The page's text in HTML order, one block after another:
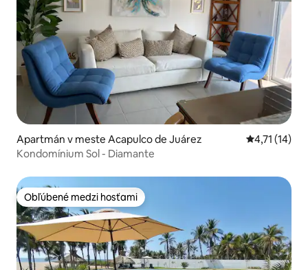
Apartmán v meste Acapulco de Juárez Priemerné
4,71 (14)
Kondomínium Sol - Diamante
Obľúbené medzi hosťami
Obľúbené medzi hosťami